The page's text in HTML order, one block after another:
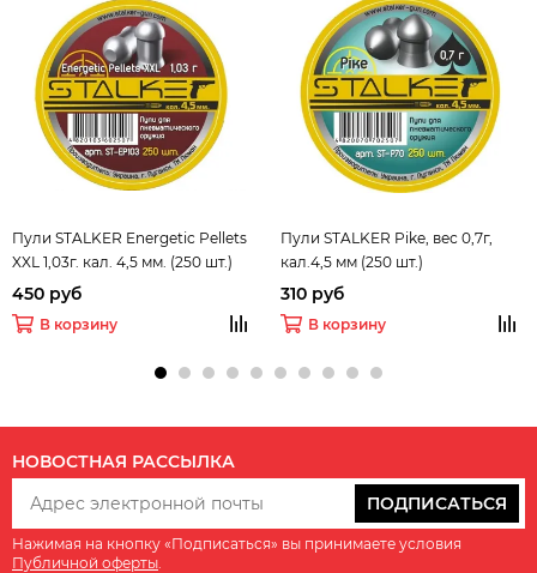
Пули STALKER Energetic Pellets
XXL 1,03г. кал. 4,5 мм. (250 шт.)
450 руб
В корзину
Пули STALKER Pike, вес 0,7г,
кал.4,5 мм (250 шт.)
310 руб
В корзину
НОВОСТНАЯ РАССЫЛКА
ПОДПИСАТЬСЯ
Нажимая на кнопку «Подписаться» вы принимаете условия
Публичной оферты